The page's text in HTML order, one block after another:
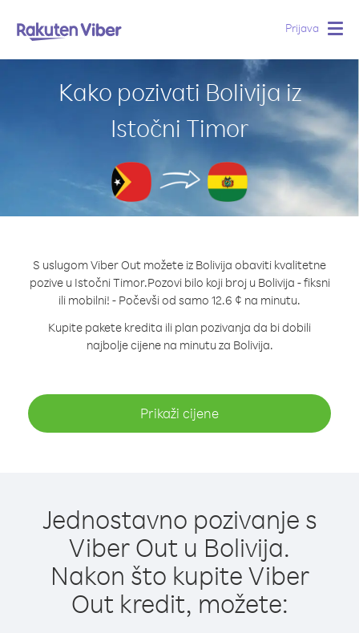
Prijava
Kako pozivati Bolivija iz
Istočni Timor
S uslugom Viber Out možete iz Bolivija obaviti kvalitetne
pozive u Istočni Timor.Pozovi bilo koji broj u Bolivija - fiksni
ili mobilni! - Počevši od samo 12.6 ¢ na minutu.
Kupite pakete kredita ili plan pozivanja da bi dobili
najbolje cijene na minutu za Bolivija.
Prikaži cijene
Jednostavno pozivanje s
Viber Out u Bolivija.
Nakon što kupite Viber
Out kredit, možete: